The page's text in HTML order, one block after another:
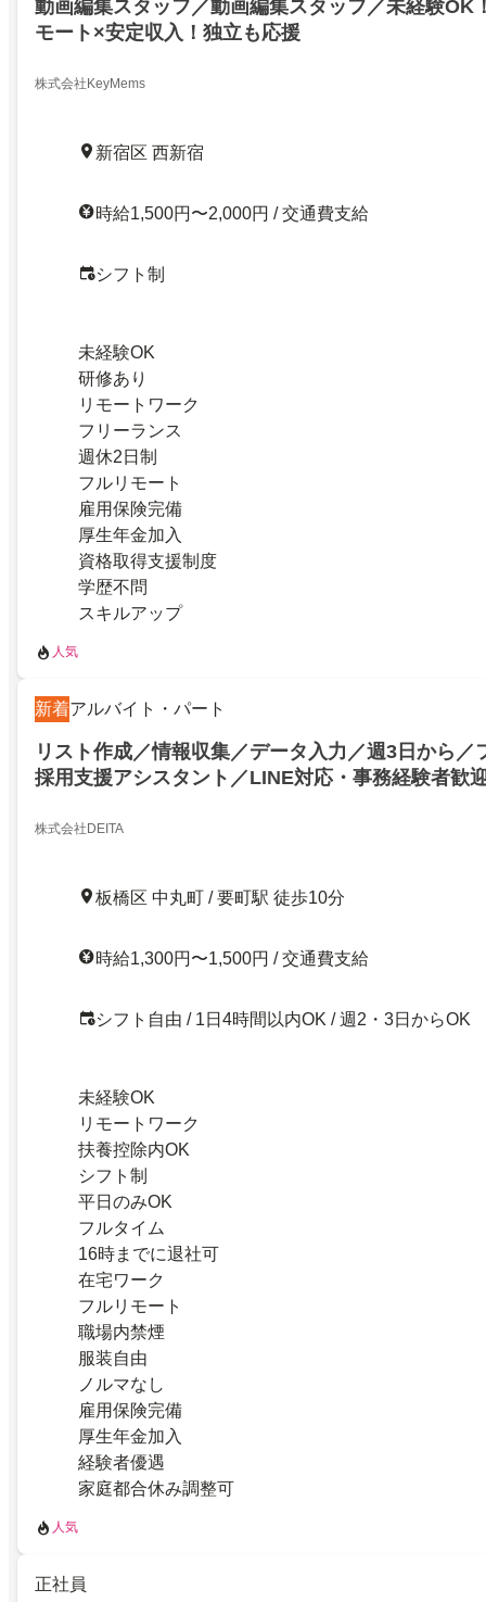
動画編集スタッフ／動画編集スタッフ／未経験OK
モート×安定収入！独立も応援
株式会社KeyMems
新宿区 西新宿
時給1,500円〜2,000円 / 交通費支給
シフト制
未経験OK
研修あり
リモートワーク
フリーランス
週休2日制
フルリモート
雇用保険完備
厚生年金加入
資格取得支援制度
学歴不問
スキルアップ
人気
新着アルバイト・パート
リスト作成／情報収集／データ入力／週3日から／
採用支援アシスタント／LINE対応・事務経験者歓
株式会社DEITA
板橋区 中丸町 / 要町駅 徒歩10分
時給1,300円〜1,500円 / 交通費支給
シフト自由 / 1日4時間以内OK / 週2・3日からOK
未経験OK
リモートワーク
扶養控除内OK
シフト制
平日のみOK
フルタイム
16時までに退社可
在宅ワーク
フルリモート
職場内禁煙
服装自由
ノルマなし
雇用保険完備
厚生年金加入
経験者優遇
家庭都合休み調整可
人気
正社員